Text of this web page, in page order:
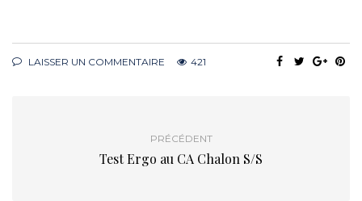
LAISSER UN COMMENTAIRE 421
PRÉCÉDENT
Test Ergo au CA Chalon S/S